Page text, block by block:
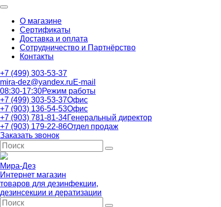
О магазине
Сертификаты
Доставка и оплата
Сотрудничество и Партнёрство
Контакты
+7 (499) 303-53-37
mira-dez@yandex.ruE-mail
08:30-17:30Режим работы
+7 (499) 303-53-37Офис
+7 (903) 136-54-53Офис
+7 (903) 781-81-34Генеральный директор
+7 (903) 179-22-86Отдел продаж
Заказать звонок
Мира-Дез
Интернет магазин
товаров для дезинфекции,
дезинсекции и дератизации